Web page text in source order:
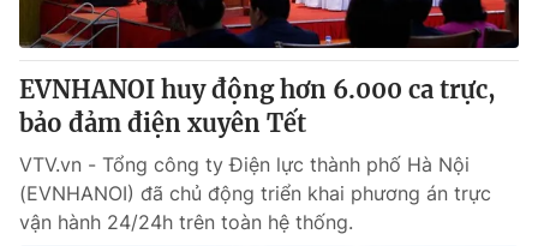
EVNHANOI huy động hơn 6.000 ca trực,
bảo đảm điện xuyên Tết
VTV.vn - Tổng công ty Điện lực thành phố Hà Nội
(EVNHANOI) đã chủ động triển khai phương án trực
vận hành 24/24h trên toàn hệ thống.